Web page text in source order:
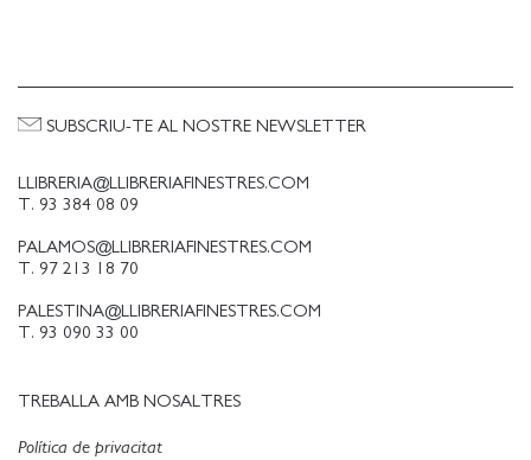
LLIBRERIA@LLIBRERIAFINESTRES.COM
T. 93 384 08 09
PALAMOS@LLIBRERIAFINESTRES.COM
T. 97 213 18 70
PALESTINA@LLIBRERIAFINESTRES.COM
T. 93 090 33 00
TREBALLA AMB NOSALTRES
SUBSCRIU-TE AL NOSTRE NEWSLETTER
Política de privacitat